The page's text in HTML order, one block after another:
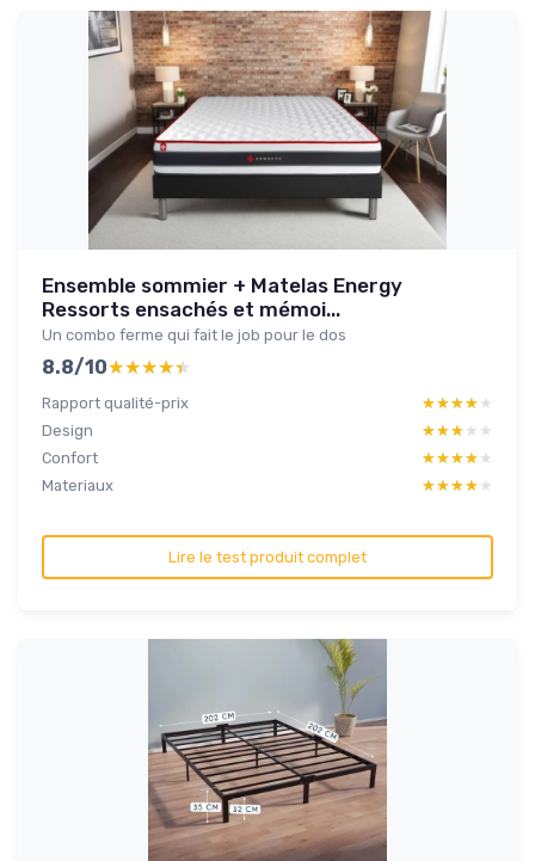
Ensemble sommier + Matelas Energy
Ressorts ensachés et mémoi...
Un combo ferme qui fait le job pour le dos
8.8/10★★★★★
★★★★★
Rapport qualité-prix ★★★★★
★★★★★
Design
★★★★★
★★★★★
Confort
★★★★★
★★★★★
Materiaux
★★★★★
★★★★★
Lire le test produit complet